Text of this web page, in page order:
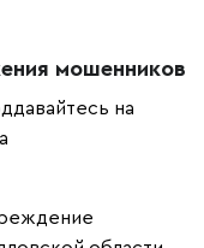
мошенников
на